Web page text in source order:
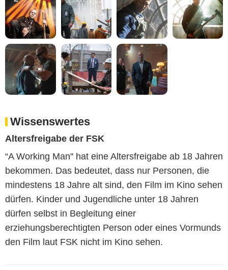
Wissenswertes
Altersfreigabe der FSK
“A Working Man" hat eine Altersfreigabe ab 18 Jahren
bekommen. Das bedeutet, dass nur Personen, die
mindestens 18 Jahre alt sind, den Film im Kino sehen
dürfen. Kinder und Jugendliche unter 18 Jahren
dürfen selbst in Begleitung einer
erziehungsberechtigten Person oder eines Vormunds
den Film laut FSK nicht im Kino sehen.